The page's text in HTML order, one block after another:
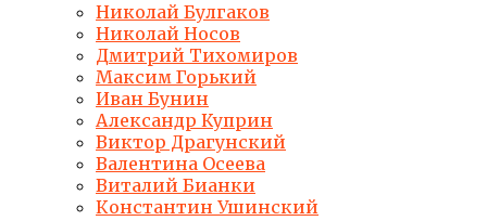
Николай Булгаков
Николай Носов
Дмитрий Тихомиров
Максим Горький
Иван Бунин
Александр Куприн
Виктор Драгунский
Валентина Осеева
Виталий Бианки
Константин Ушинский